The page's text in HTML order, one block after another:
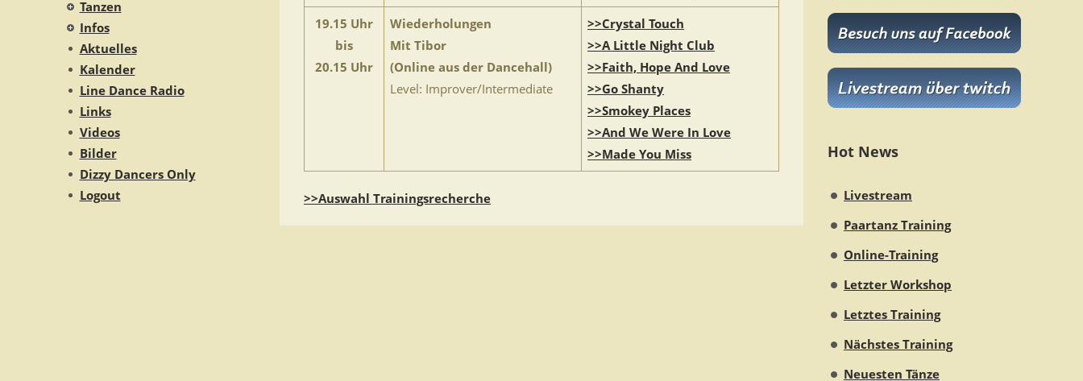
Tanzen
Infos
Aktuelles
Kalender
Line Dance Radio
Links
Videos
Bilder
Dizzy Dancers Only
Logout
19.15 Uhr
bis
20.15 Uhr
Wiederholungen
Mit Tibor
(Online aus der Dancehall)
Level: Improver/Intermediate
>>Crystal Touch
>>A Little Night Club
>>Faith, Hope And Love
>>Go Shanty
>>Smokey Places
>>And We Were In Love
>>Made You Miss
>>Auswahl Trainingsrecherche
Hot News
Livestream
Paartanz Training
Online-Training
Letzter Workshop
Letztes Training
Nächstes Training
Neuesten Tänze